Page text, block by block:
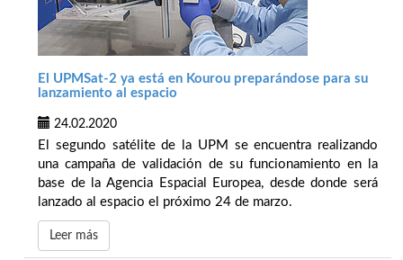
El UPMSat-2 ya está en Kourou preparándose para su
lanzamiento al espacio
24.02.2020
El segundo satélite de la UPM se encuentra realizando
una campaña de validación de su funcionamiento en la
base de la Agencia Espacial Europea, desde donde será
lanzado al espacio el próximo 24 de marzo.
Leer más